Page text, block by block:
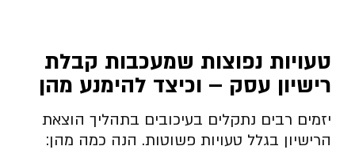
טעויות נפוצות שמעכבות קבלת
רישיון עסק – וכיצד להימנע מהן
יזמים רבים נתקלים בעיכובים בתהליך הוצאת
הרישיון בגלל טעויות פשוטות. הנה כמה מהן: